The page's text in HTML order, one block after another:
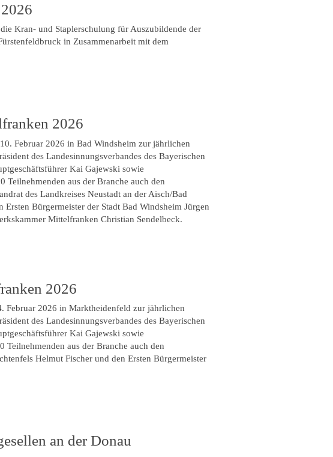
Kran- und Staplerschulung für Auszubildende der
in Zusammenarbeit mit dem
2026
Februar 2026 in Bad Windsheim zur jährlichen
des Landesinnungsverbandes des Bayerischen
Kai Gajewski sowie
aus der Branche auch den
des Landkreises Neustadt an der Aisch/Bad
Bürgermeister der Stadt Bad Windsheim Jürgen
Mittelfranken Christian Sendelbeck.
2026
Februar 2026 in Marktheidenfeld zur jährlichen
des Landesinnungsverbandes des Bayerischen
Kai Gajewski sowie
aus der Branche auch den
Helmut Fischer und den Ersten Bürgermeister
an der Donau